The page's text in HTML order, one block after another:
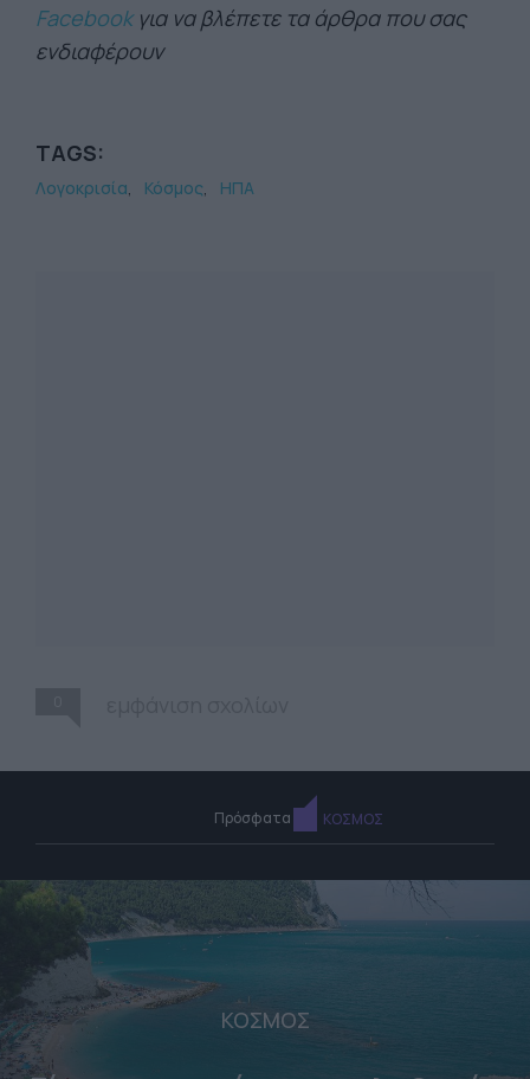
Facebookγια να βλέπετε τα άρθρα που σας
ενδιαφέρουν
TAGS:
Λογοκρισία Κόσμος ΗΠΑ
Πρόσφατα ΚΟΣΜΟΣ
ΚΟΣΜΟΣ